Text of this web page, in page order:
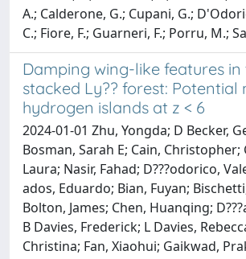
A.; Calderone, G.; Cupani, G.;
C.; Fiore, F.; Guarneri, F.; Porru, M.;
Damping wing-like features in
stacked Ly?? forest: Potential
hydrogen islands at z < 6
2024-01-01 Zhu, Yongda; D Becker,
Bosman, Sarah E; Cain, Christopher;
Laura; Nasir, Fahad; D???odorico,
ados, Eduardo; Bian, Fuyan;
Bolton, James; Chen, Huanqing;
B Davies, Frederick; L Davies,
Christina; Fan, Xiaohui; Gaikwad,